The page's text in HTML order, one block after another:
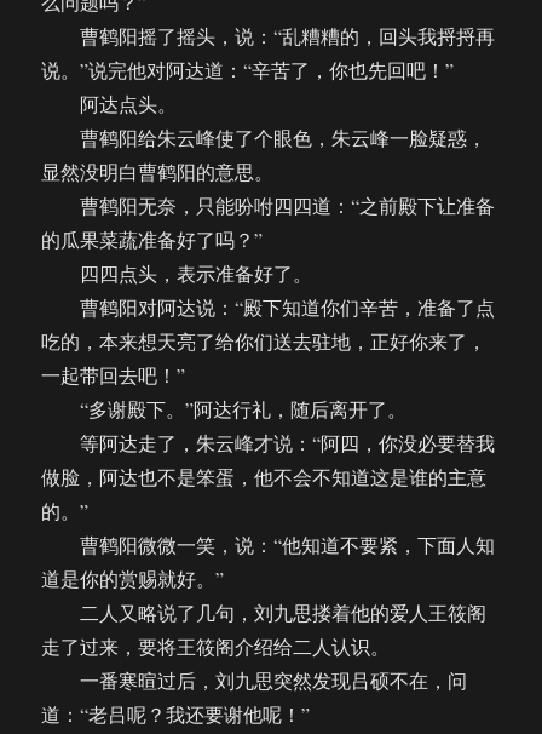
曹鹤阳摇了摇头，说：“乱糟糟的，回头我捋捋再
说。”说完他对阿达道：“辛苦了，你也先回吧！”
阿达点头。
曹鹤阳给朱云峰使了个眼色，朱云峰一脸疑惑，
显然没明白曹鹤阳的意思。
曹鹤阳无奈，只能吩咐四四道：“之前殿下让准备
的瓜果菜蔬准备好了吗？”
四四点头，表示准备好了。
曹鹤阳对阿达说：“殿下知道你们辛苦，准备了点
吃的，本来想天亮了给你们送去驻地，正好你来了，
一起带回去吧！”
“多谢殿下。”阿达行礼，随后离开了。
等阿达走了，朱云峰才说：“阿四，你没必要替我
做脸，阿达也不是笨蛋，他不会不知道这是谁的主意
的。”
曹鹤阳微微一笑，说：“他知道不要紧，下面人知
道是你的赏赐就好。”
二人又略说了几句，刘九思搂着他的爱人王筱阁
走了过来，要将王筱阁介绍给二人认识。
一番寒暄过后，刘九思突然发现吕硕不在，问
道：“老吕呢？我还要谢他呢！”